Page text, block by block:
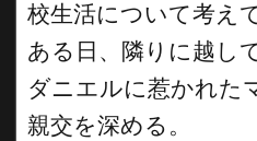
校生活について考え
ある日、隣りに越し
ダニエルに惹かれた
親交を深める。